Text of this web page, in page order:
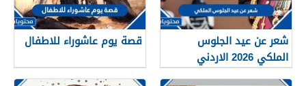
شعر عن عيد الجلوس
الملكي 2026 الاردني
قصة يوم عاشوراء للاطفال